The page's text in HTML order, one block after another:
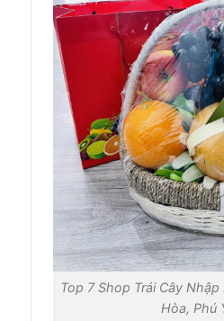
Top 7 Shop Trái Cây Nhập
Hòa, Phú